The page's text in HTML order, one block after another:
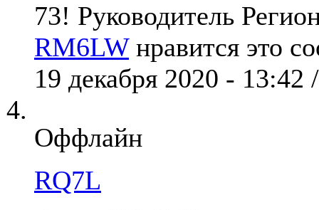
73! Руководитель
RM6LWнравится это
19 декабря 2020 - 13:42
Оффлайн
RQ7L